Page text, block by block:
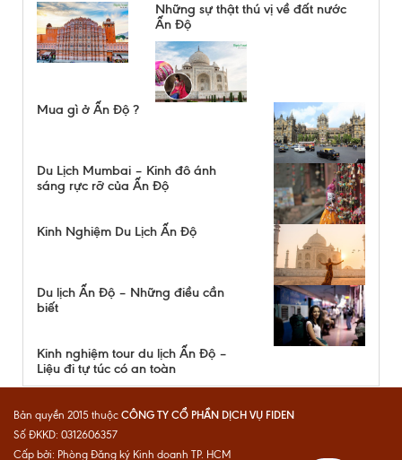
Những sự thật thú vị về đất nước
Ấn Độ
Mua gì ở Ấn Độ ?
Du Lịch Mumbai – Kinh đô ánh
sáng rực rỡ của Ấn Độ
Kinh Nghiệm Du Lịch Ấn Độ
Du lịch Ấn Độ – Những điều cần
biết
Kinh nghiệm tour du lịch Ấn Độ –
Liệu đi tự túc có an toàn
Bản quyền 2015 thuộc CÔNG TY CỔ PHẦN DỊCH VỤ FIDEN
Số ĐKKD: 0312606357
Cấp bởi: Phòng Đăng ký Kinh doanh TP. HCM